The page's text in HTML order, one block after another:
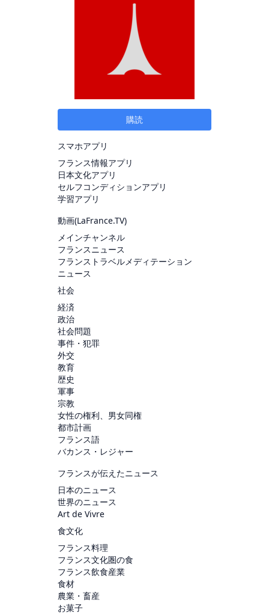
購読
スマホアプリ
フランス情報アプリ
日本文化アプリ
セルフコンディションアプリ
学習アプリ
動画(LaFrance.TV)
メインチャンネル
フランスニュース
フランストラベルメディテーション
ニュース
社会
経済
政治
社会問題
事件・犯罪
外交
教育
歴史
軍事
宗教
女性の権利、男女同権
都市計画
フランス語
バカンス・レジャー
フランスが伝えたニュース
日本のニュース
世界のニュース
Art de Vivre
食文化
フランス料理
フランス文化圏の食
フランス飲食産業
食材
農業・畜産
お菓子